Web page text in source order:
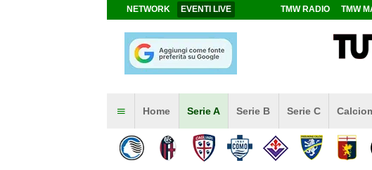
NETWORK EVENTI LIVE TMW RADIO TMW
Home Serie A Serie B Serie C